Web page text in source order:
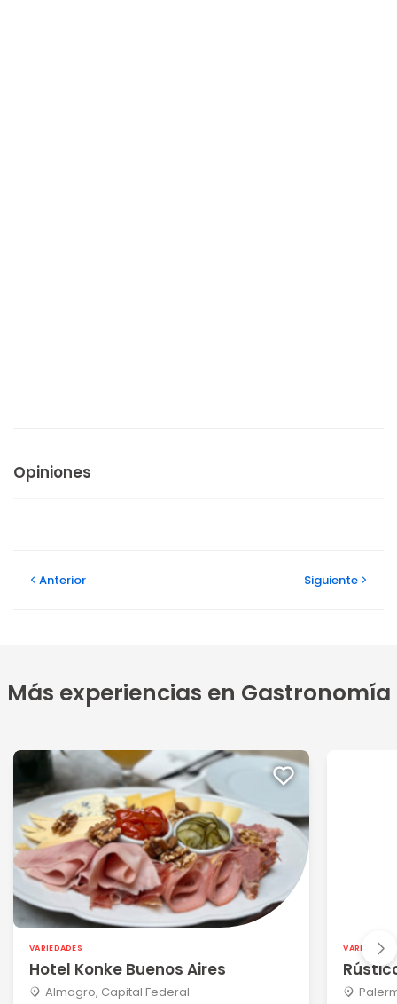
Opiniones
Anterior Siguiente
Más experiencias en Gastronomía
VARIEDADES
Hotel Konke Buenos Aires
Almagro, Capital Federal
VARIEDADES